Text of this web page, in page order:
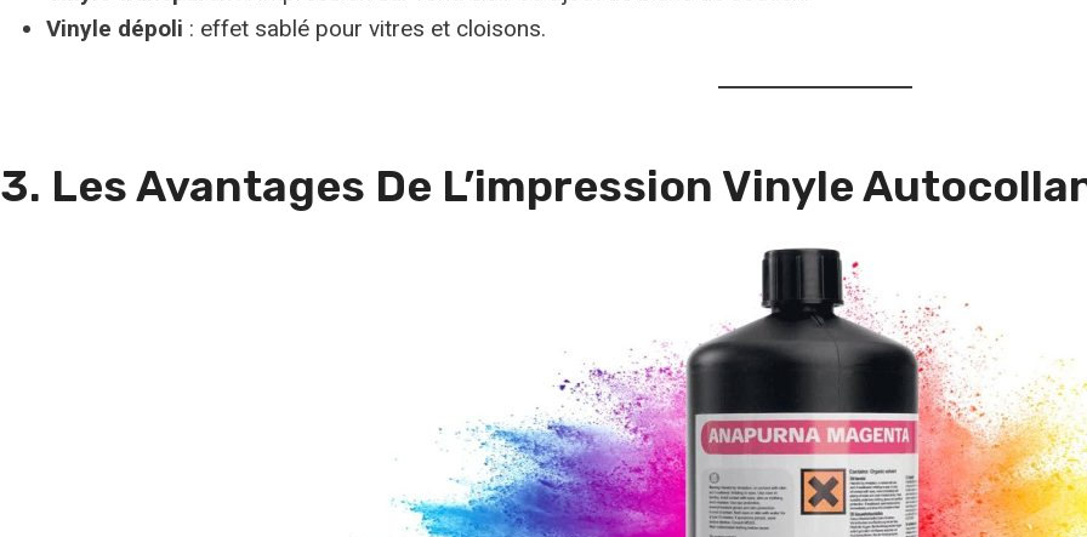
Vinyle dépoli : effet sablé pour vitres et cloisons.
3. Les Avantages De L’impression Vinyle